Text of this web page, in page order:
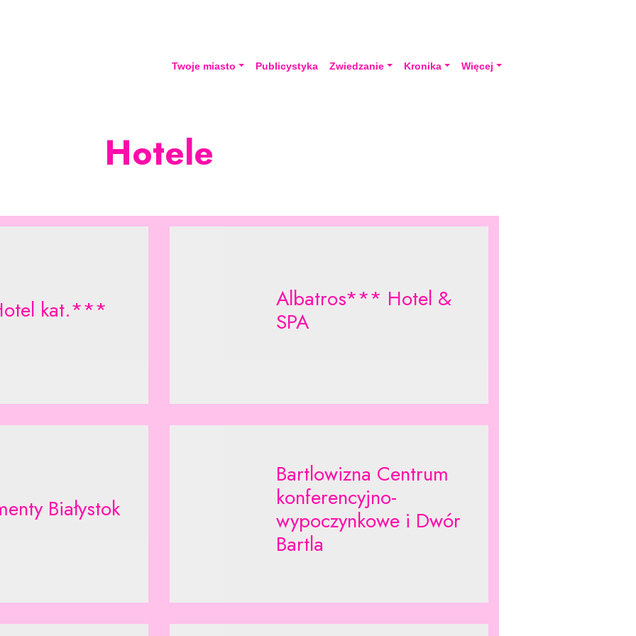
Twoje miasto Publicystyka Zwiedzanie Kronika Więcej
Hotele
kat.***
Albatros*** Hotel &
SPA
Białystok
Bartlowizna Centrum
konferencyjno-
wypoczynkowe i Dwór
Bartla